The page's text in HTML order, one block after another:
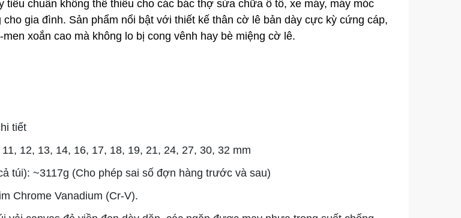
tiêu chuẩn không thể thiếu cho các bác thợ sửa chữa ô tô, xe máy, máy móc
cho gia đình. Sản phẩm nổi bật với thiết kế thân cờ lê bản dày cực kỳ cứng cáp,
xoắn cao mà không lo bị cong vênh hay bè miệng cờ lê.
tiết
12, 13, 14, 16, 17, 18, 19, 21, 24, 27, 30, 32 mm
túi): ~3117g (Cho phép sai số đợn hàng trước và sau)
Chrome Vanadium (Cr-V).